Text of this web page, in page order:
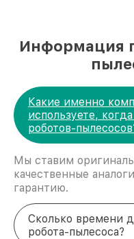
Информация
Какие именно
используете,
роботов-
Мы ставим
качественные
гарантию.
Сколько времени
робота-пылесоса?